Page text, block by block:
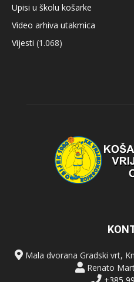
Upisi u školu košarke
Video arhiva utakmica
Vijesti (1.068)
Mala dvorana Gradski vrt,
Renato